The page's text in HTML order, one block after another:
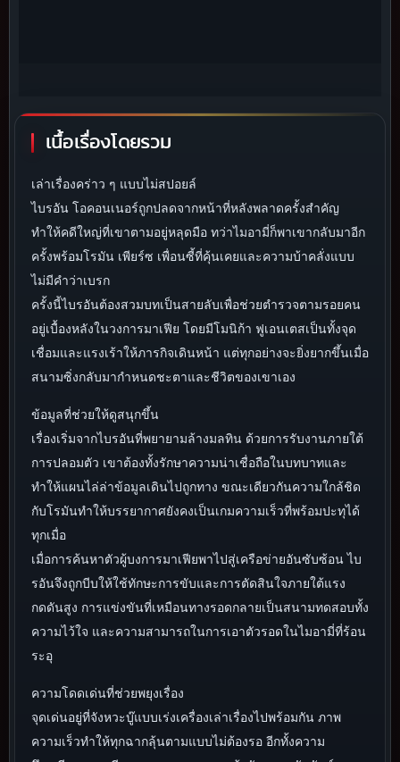
เนื้อเรื่องโดยรวม
เล่าเรื่องคร่าว ๆ แบบไม่สปอยล์
ไบรอัน โอคอนเนอร์ถูกปลดจากหน้าที่หลังพลาดครั้งสำคัญ
ทำให้คดีใหญ่ที่เขาตามอยู่หลุดมือ ทว่าไมอามี่ก็พาเขากลับมาอีก
ครั้งพร้อมโรมัน เพียร์ซ เพื่อนซี้ที่คุ้นเคยและความบ้าคลั่งแบบ
ไม่มีคำว่าเบรก
ครั้งนี้ไบรอันต้องสวมบทเป็นสายลับเพื่อช่วยตำรวจตามรอยคน
อยู่เบื้องหลังในวงการมาเฟีย โดยมีโมนิก้า ฟูเอนเตสเป็นทั้งจุด
เชื่อมและแรงเร้าให้ภารกิจเดินหน้า แต่ทุกอย่างจะยิ่งยากขึ้นเมื่อ
สนามซิ่งกลับมากำหนดชะตาและชีวิตของเขาเอง
ข้อมูลที่ช่วยให้ดูสนุกขึ้น
เรื่องเริ่มจากไบรอันที่พยายามล้างมลทิน ด้วยการรับงานภายใต้
การปลอมตัว เขาต้องทั้งรักษาความน่าเชื่อถือในบทบาทและ
ทำให้แผนไล่ล่าข้อมูลเดินไปถูกทาง ขณะเดียวกันความใกล้ชิด
กับโรมันทำให้บรรยากาศยังคงเป็นเกมความเร็วที่พร้อมปะทุได้
ทุกเมื่อ
เมื่อการค้นหาตัวผู้บงการมาเฟียพาไปสู่เครือข่ายอันซับซ้อน ไบ
รอันจึงถูกบีบให้ใช้ทักษะการขับและการตัดสินใจภายใต้แรง
กดดันสูง การแข่งขันที่เหมือนทางรอดกลายเป็นสนามทดสอบทั้ง
ความไว้ใจ และความสามารถในการเอาตัวรอดในไมอามี่ที่ร้อน
ระอุ
ความโดดเด่นที่ช่วยพยุงเรื่อง
จุดเด่นอยู่ที่จังหวะบู๊แบบเร่งเครื่องเล่าเรื่องไปพร้อมกัน ภาพ
ความเร็วทำให้ทุกฉากลุ้นตามแบบไม่ต้องรอ อีกทั้งความ